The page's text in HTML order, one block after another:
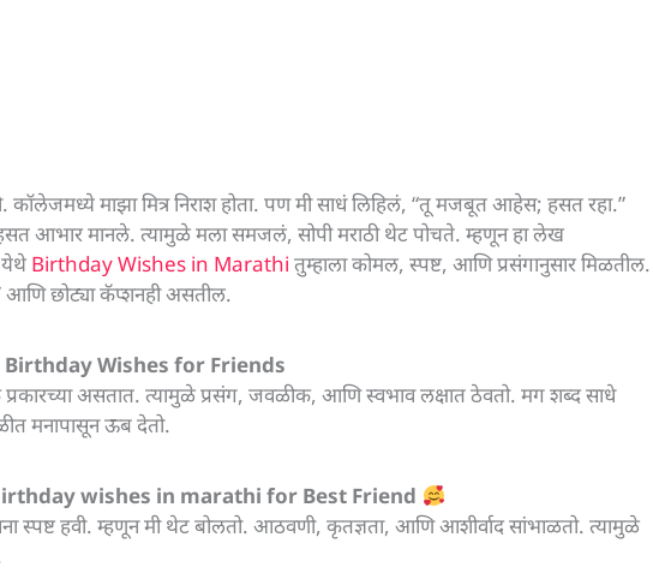
माझा मित्र निराश होता. पण मी साधं लिहिलं, “तू मजबूत आहेस; हसत रहा.”
आभार मानले. त्यामुळे मला समजलं, सोपी मराठी थेट पोचते. म्हणून हा लेख
येथे Birthday Wishes in Marathi तुम्हाला कोमल, स्पष्ट, आणि प्रसंगानुसार मिळतील.
आणि छोट्या कॅप्शनही असतील.
Wishes for Friends
प्रकारच्या असतात. त्यामुळे प्रसंग, जवळीक, आणि स्वभाव लक्षात ठेवतो. मग शब्द साधे
मनापासून ऊब देतो.
wishes in marathi for Best Friend
स्पष्ट हवी. म्हणून मी थेट बोलतो. आठवणी, कृतज्ञता, आणि आशीर्वाद सांभाळतो. त्यामुळे